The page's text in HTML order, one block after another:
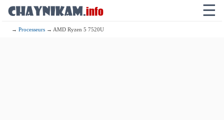
☰
→Processeurs → AMD Ryzen 5 7520U